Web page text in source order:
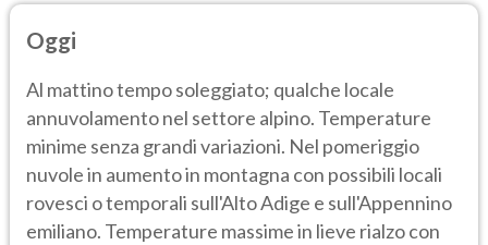
Oggi
Al mattino tempo soleggiato; qualche locale
annuvolamento nel settore alpino. Temperature
minime senza grandi variazioni. Nel pomeriggio
nuvole in aumento in montagna con possibili locali
rovesci o temporali sull'Alto Adige e sull'Appennino
emiliano. Temperature massime in lieve rialzo con